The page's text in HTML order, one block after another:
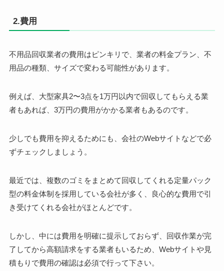
2.費用
不用品回収業者の費用はピンキリで、業者の料金プラン、不
用品の種類、サイズで変わる可能性があります。
例えば、大型家具2〜3点を1万円以内で回収してもらえる業
者もあれば、3万円の費用がかかる業者もあるのです。
少しでも費用を抑えるためにも、会社のWebサイトなどで必
ずチェックしましょう。
最近では、複数のゴミをまとめて回収してくれる定量パック
型の料金体制を採用している会社が多く、良心的な費用で引
き受けてくれる会社がほとんどです。
しかし、中には費用を明確に提示しておらず、回収作業が完
了してから高額請求をする業者もいるため、Webサイトや見
積もりで費用の確認は必須で行って下さい。